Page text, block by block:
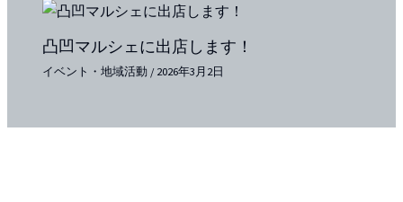
凸凹マルシェに出店します！
イベント・地域活動 /2026年3月2日